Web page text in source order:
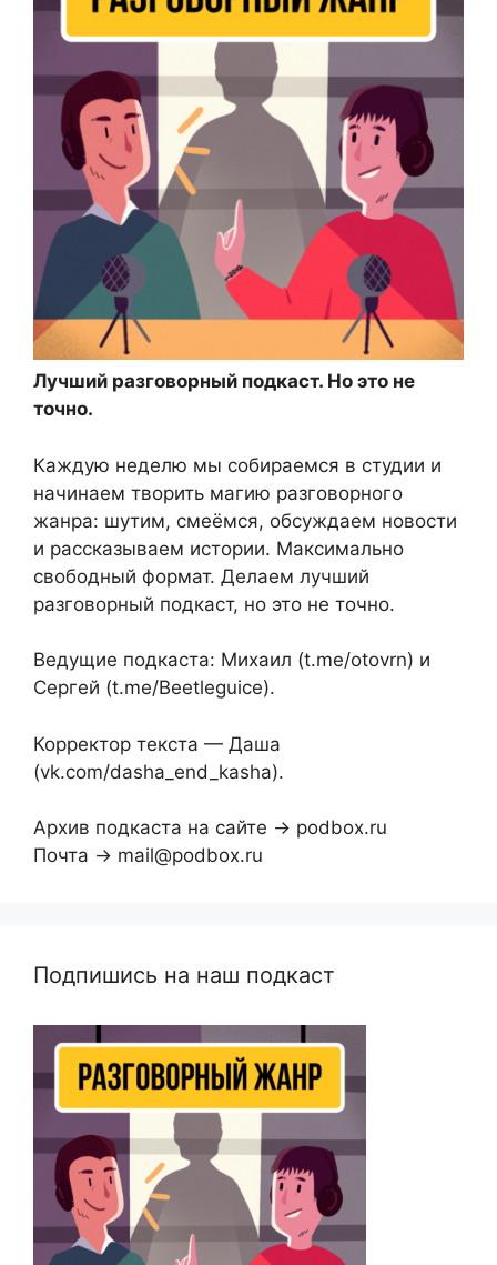
Лучший разговорный подкаст. Но это не
точно.
Каждую неделю мы собираемся в студии и
начинаем творить магию разговорного
жанра: шутим, смеёмся, обсуждаем новости
и рассказываем истории. Максимально
свободный формат. Делаем лучший
разговорный подкаст, но это не точно.
Ведущие подкаста: Михаил (t.me/otovrn) и
Сергей (t.me/Beetleguice).
Корректор текста — Даша
(vk.com/dasha_end_kasha).
Архив подкаста на сайте → podbox.ru
Почта → mail@podbox.ru
Подпишись на наш подкаст